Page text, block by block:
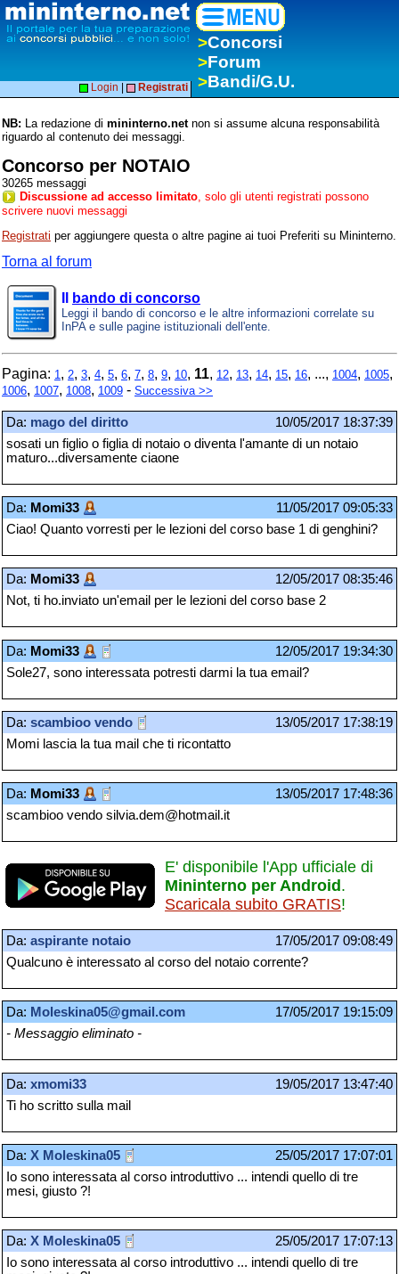
>Concorsi
>Forum
>Bandi/G.U.
Login Registrati
NB: La redazione di mininterno.netnon si assume alcuna responsabilità
riguardo al contenuto dei messaggi.
Concorso per NOTAIO
30265 messaggi
Discussione ad accesso limitato , solo gli utenti registrati possono
scrivere nuovi messaggi
Registrati per aggiungere questa o altre pagine ai tuoi Preferiti su Mininterno.
Torna al forum
bando di concorso
Leggi il bando di concorso e le altre informazioni correlate su
InPA e sulle pagine istituzionali dell'ente.
Pagina: 1, 2, 3, 4, 5, 6, 7, 8, 9, 10, 11, 12, 13, 14, 15, 16, ..., 1004, 1005,
1006, 1007, 1008, 1009 - Successiva >>
Da: mago del diritto
10/05/2017 18:37:39
sosati un figlio o figlia di notaio o diventa l'amante di un notaio
maturo...diversamente ciaone
Da: Momi33
11/05/2017 09:05:33
Ciao! Quanto vorresti per le lezioni del corso base 1 di genghini?
Da: Momi33
12/05/2017 08:35:46
Not, ti ho.inviato un'email per le lezioni del corso base 2
Da: Momi33
12/05/2017 19:34:30
Sole27, sono interessata potresti darmi la tua email?
Da: scambioo vendo
13/05/2017 17:38:19
Momi lascia la tua mail che ti ricontatto
Da: Momi33
13/05/2017 17:48:36
scambioo vendo silvia.dem@hotmail.it
E' disponibile l'App ufficiale di
Mininterno per Android.
Scaricala subito GRATIS!
Da: aspirante notaio
17/05/2017 09:08:49
Qualcuno è interessato al corso del notaio corrente?
Da: Moleskina05@gmail.com
17/05/2017 19:15:09
- Messaggio eliminato -
Da: xmomi33
19/05/2017 13:47:40
Ti ho scritto sulla mail
Da: X Moleskina05
25/05/2017 17:07:01
Io sono interessata al corso introduttivo ... intendi quello di tre
mesi, giusto ?!
Da: X Moleskina05
25/05/2017 17:07:13
Io sono interessata al corso introduttivo ... intendi quello di tre